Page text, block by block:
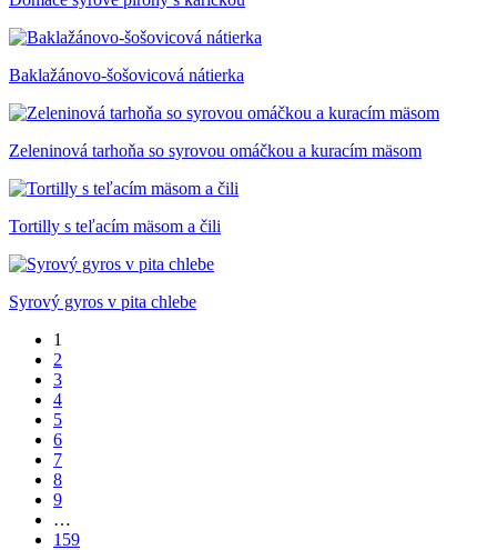
Baklažánovo-šošovicová nátierka
Zeleninová tarhoňa so syrovou omáčkou a kuracím mäsom
Tortilly s teľacím mäsom a čili
Syrový gyros v pita chlebe
1
2
3
4
5
6
7
8
9
…
159